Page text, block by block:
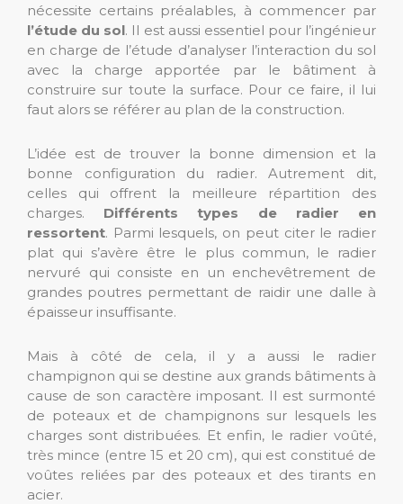
nécessite certains préalables, à commencer par
l’étude du sol. Il est aussi essentiel pour l’ingénieur
en charge de l’étude d’analyser l’interaction du sol
avec la charge apportée par le bâtiment à
construire sur toute la surface. Pour ce faire, il lui
faut alors se référer au plan de la construction.
L’idée est de trouver la bonne dimension et la
bonne configuration du radier. Autrement dit,
celles qui offrent la meilleure répartition des
charges. Différents types de radier en
ressortent. Parmi lesquels, on peut citer le radier
plat qui s’avère être le plus commun, le radier
nervuré qui consiste en un enchevêtrement de
grandes poutres permettant de raidir une dalle à
épaisseur insuffisante.
Mais à côté de cela, il y a aussi le radier
champignon qui se destine aux grands bâtiments à
cause de son caractère imposant. Il est surmonté
de poteaux et de champignons sur lesquels les
charges sont distribuées. Et enfin, le radier voûté,
très mince (entre 15 et 20 cm), qui est constitué de
voûtes reliées par des poteaux et des tirants en
acier.